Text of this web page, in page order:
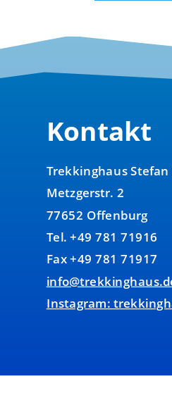
Kontakt
Trekkinghaus Stefan
Metzgerstr. 2
77652 Offenburg
Tel. +49 781 71916
Fax +49 781 71917
Instagram: